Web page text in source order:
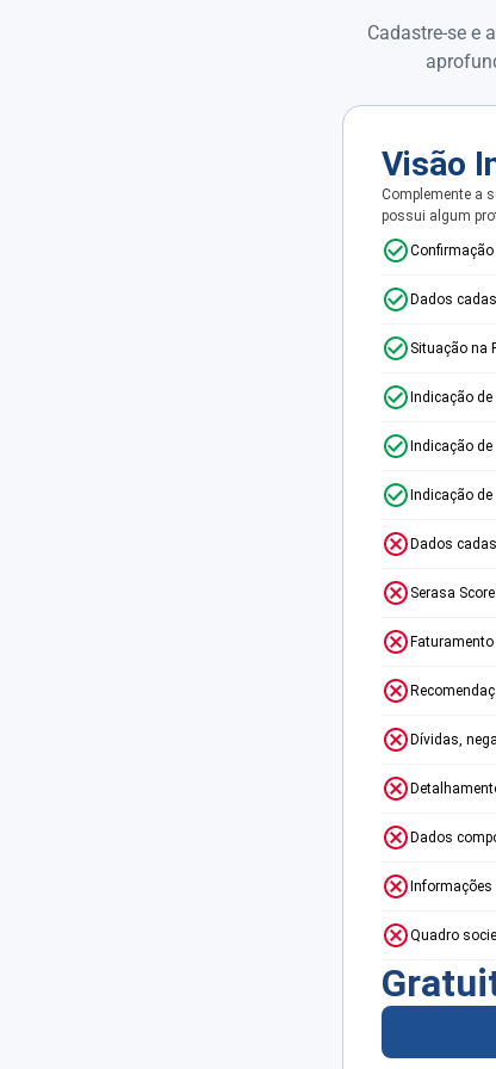
Cadastre-se e
Visão
Complemente a
possui algum
Confirmação
Dados
Situação na
Indicação
Indicação
Indicação
Dados
Serasa
Dívidas,
Dados
Informações
Quadro